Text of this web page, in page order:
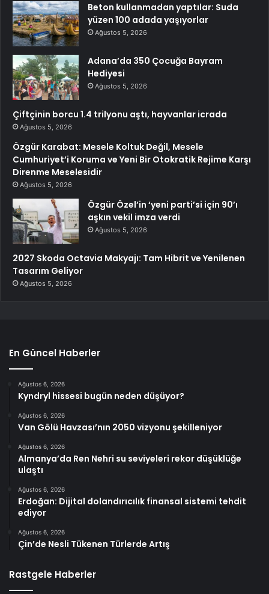
Beton kullanmadan yaptılar: Suda
yüzen 100 adada yaşıyorlar
Ağustos 5, 2026
Adana’da 350 Çocuğa Bayram
Hediyesi
Ağustos 5, 2026
Çiftçinin borcu 1.4 trilyonu aştı, hayvanlar icrada
Ağustos 5, 2026
Özgür Karabat: Mesele Koltuk Değil, Mesele
Cumhuriyet’i Koruma ve Yeni Bir Otokratik Rejime Karşı
Direnme Meselesidir
Ağustos 5, 2026
Özgür Özel’in ‘yeni parti’si için 90’ı
aşkın vekil imza verdi
Ağustos 5, 2026
2027 Skoda Octavia Makyajı: Tam Hibrit ve Yenilenen
Tasarım Geliyor
Ağustos 5, 2026
En Güncel Haberler
Ağustos 6, 2026
Kyndryl hissesi bugün neden düşüyor?
Ağustos 6, 2026
Van Gölü Havzası’nın 2050 vizyonu şekilleniyor
Ağustos 6, 2026
Almanya’da Ren Nehri su seviyeleri rekor düşüklüğe
ulaştı
Ağustos 6, 2026
Erdoğan: Dijital dolandırıcılık finansal sistemi tehdit
ediyor
Ağustos 6, 2026
Çin’de Nesli Tükenen Türlerde Artış
Rastgele Haberler